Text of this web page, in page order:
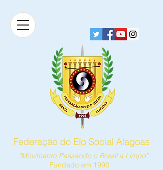
Federação do Elo Social Alagoas
"Movimento Passando o Brasil a Limpo"
Fundado em 1990